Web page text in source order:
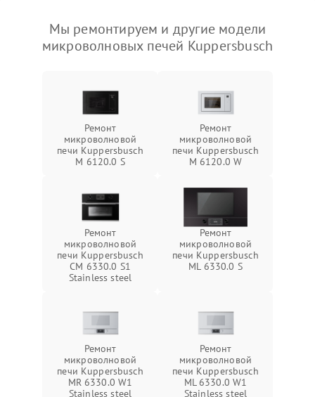
Мы ремонтируем и другие модели
микроволновых печей Kuppersbusch
Ремонт
микроволновой
печи Kuppersbusch
M 6120.0 S
Ремонт
микроволновой
печи Kuppersbusch
M 6120.0 W
Ремонт
микроволновой
печи Kuppersbusch
CM 6330.0 S1
Stainless steel
Ремонт
микроволновой
печи Kuppersbusch
ML 6330.0 S
Ремонт
микроволновой
печи Kuppersbusch
MR 6330.0 W1
Stainless steel
Ремонт
микроволновой
печи Kuppersbusch
ML 6330.0 W1
Stainless steel